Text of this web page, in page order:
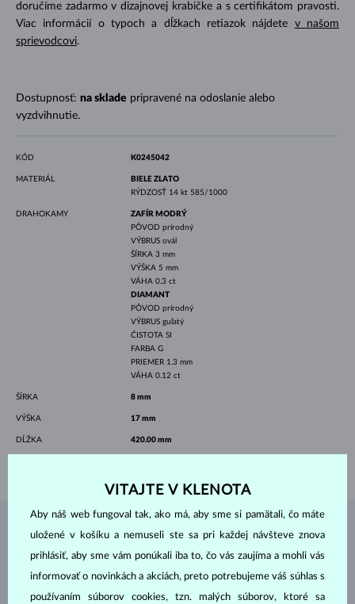
doručíme zadarmo v dizajnovej krabičke a s certifikátom pravosti.
Viac informácií o typoch a dĺžkach retiazok nájdete v našom
sprievodcovi.
Dostupnosť: na sklade pripravené na odoslanie alebo
vyzdvihnutie.
KÓD K0245042
MATERIÁL
BIELE ZLATO
RÝDZOSŤ 14 kt 585/1000
DRAHOKAMY
ZAFÍR MODRÝ
PÔVOD prírodný
VÝBRUS ovál
ŠÍRKA 3 mm
VÝŠKA 5 mm
VÁHA 0.3 ct
DIAMANT
PÔVOD prírodný
VÝBRUS guľatý
ČISTOTA SI
FARBA G
PRIEMER 1.3 mm
VÁHA 0.12 ct
ŠÍRKA 8 mm
VÝŠKA 17 mm
DĹŽKA 420.00 mm
ŠPERKY ZATELIÉRU KLENOTA
VITAJTE V KLENOTA
Aby náš web fungoval tak, ako má, aby sme si pamätali, čo máte
uložené v košíku a nemuseli ste sa pri každej návšteve znova
prihlásiť, aby sme vám ponúkali iba to, čo vás zaujíma a mohli vás
informovať o novinkách a akciách, preto potrebujeme váš súhlas s
používaním súborov cookies, tzn. malých súborov, ktoré sa